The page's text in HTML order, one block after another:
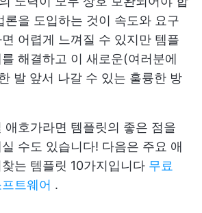
론을 도입하는 것이 속도와 요구
어렵게 느껴질 수 있지만 템플
해결하고 이 새로운(여러분에
발 앞서 나갈 수 있는 훌륭한 방
애호가라면 템플릿의 좋은 점을
수도 있습니다! 다음은 주요 애
는 템플릿 10가지입니다 무료
트웨어 .